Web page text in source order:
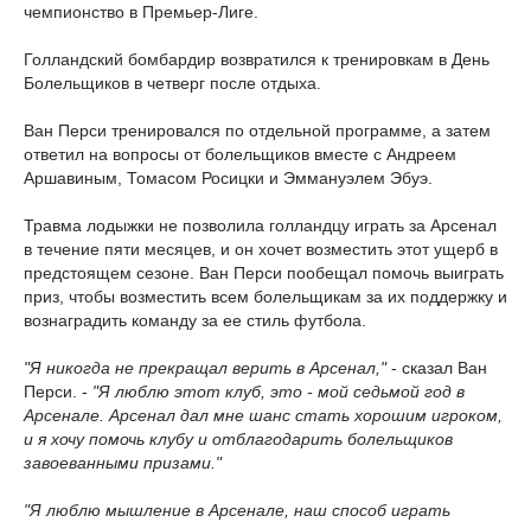
чемпионство в Премьер-Лиге.
Голландский бомбардир возвратился к тренировкам в День
Болельщиков в четверг после отдыха.
Ван Перси тренировался по отдельной программе, а затем
ответил на вопросы от болельщиков вместе с Андреем
Аршавиным, Томасом Росицки и Эммануэлем Эбуэ.
Травма лодыжки не позволила голландцу играть за Арсенал
в течение пяти месяцев, и он хочет возместить этот ущерб в
предстоящем сезоне. Ван Перси пообещал помочь выиграть
приз, чтобы возместить всем болельщикам за их поддержку и
вознаградить команду за ее стиль футбола.
"Я никогда не прекращал верить в Арсенал,"- сказал Ван
Перси. - "Я люблю этот клуб, это - мой седьмой год в
Арсенале. Арсенал дал мне шанс стать хорошим игроком,
и я хочу помочь клубу и отблагодарить болельщиков
завоеванными призами."
"Я люблю мышление в Арсенале, наш способ играть